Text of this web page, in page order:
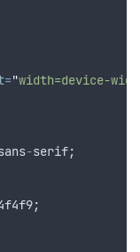
="width=device-
-serif;
;